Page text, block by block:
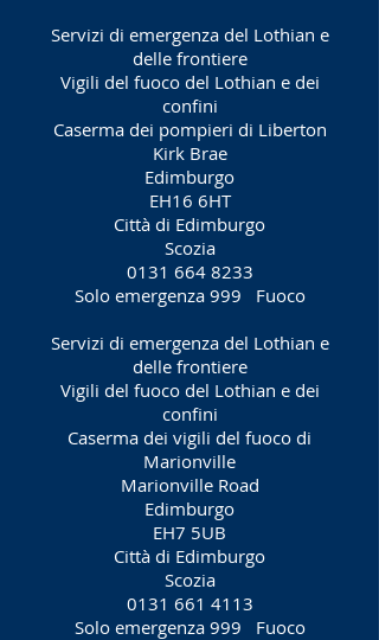
Servizi di emergenza del Lothian e
delle frontiere
Vigili del fuoco del Lothian e dei
confini
Caserma dei pompieri di Liberton
Kirk Brae
Edimburgo
EH16 6HT
Città di Edimburgo
Scozia
0131 664 8233
Solo emergenza 999
Fuoco
Servizi di emergenza del Lothian e
delle frontiere
Vigili del fuoco del Lothian e dei
confini
Caserma dei vigili del fuoco di
Marionville
Marionville Road
Edimburgo
EH7 5UB
Città di Edimburgo
Scozia
0131 661 4113
Solo emergenza 999
Fuoco